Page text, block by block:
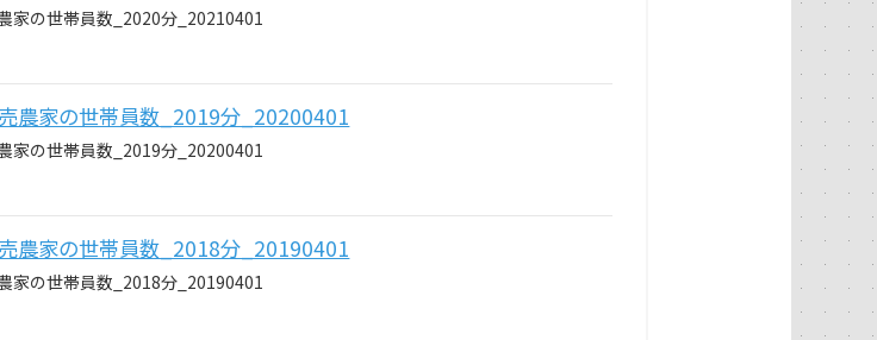
家の世帯員数_2020分_20210401
農家の世帯員数_2019分_20200401
家の世帯員数_2019分_20200401
農家の世帯員数_2018分_20190401
家の世帯員数_2018分_20190401